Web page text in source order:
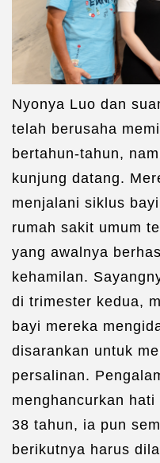
Nyonya Luo dan
telah berusaha
bertahun-tahun,
kunjung datang.
menjalani siklus
rumah sakit umum
yang awalnya
kehamilan.
di trimester kedua,
bayi mereka
disarankan untuk
persalinan.
menghancurkan
38 tahun, ia pun
berikutnya harus